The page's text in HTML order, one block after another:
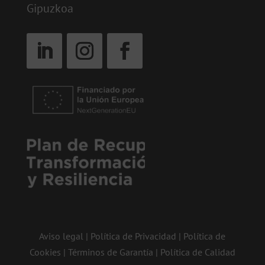
Gipuzkoa
Aviso legal | Política de Privacidad | Política de
Cookies | Términos de Garantía | Política de Calidad